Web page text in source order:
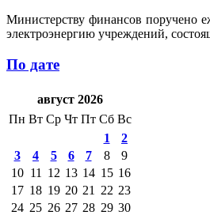
Министерству финансов поручено
электроэнергию учреждений,
По дате
август 2026
Пн Вт Ср Чт Пт Сб Вс
1
2
3
4 5 6 7 8
9
10 11 12 13 14 15 16
17 18 19 20 21 22 23
24 25 26 27 28 29 30